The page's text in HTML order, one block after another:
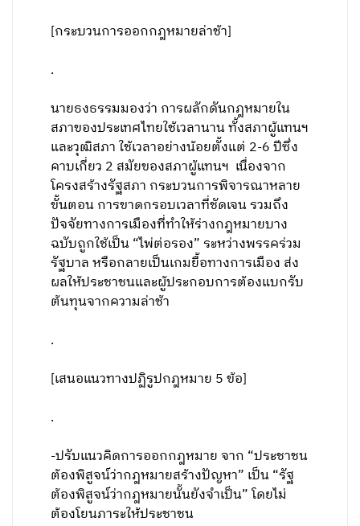
[กระบวนการออกกฎหมายล่าช้า]
.
นายธงธรรมมองว่า การผลักดันกฎหมายใน
สภาของประเทศไทยใช้เวลานาน ทั้งสภาผู้แทนฯ
และวุฒิสภา ใช้เวลาอย่างน้อยตั้งแต่ 2-6 ปีซึ่ง
คาบเกี่ยว 2 สมัยของสภาผู้แทนฯ เนื่องจาก
โครงสร้างรัฐสภา กระบวนการพิจารณาหลาย
ขั้นตอน การขาดกรอบเวลาที่ชัดเจน รวมถึง
ปัจจัยทางการเมืองที่ทำให้ร่างกฎหมายบาง
ฉบับถูกใช้เป็น “ไพ่ต่อรอง” ระหว่างพรรคร่วม
รัฐบาล หรือกลายเป็นเกมยื้อทางการเมือง ส่ง
ผลให้ประชาชนและผู้ประกอบการต้องแบกรับ
ต้นทุนจากความล่าช้า
.
[เสนอแนวทางปฏิรูปกฎหมาย 5 ข้อ]
.
-ปรับแนวคิดการออกกฎหมาย จาก “ประชาชน
ต้องพิสูจน์ว่ากฎหมายสร้างปัญหา” เป็น “รัฐ
ต้องพิสูจน์ว่ากฎหมายนั้นยังจำเป็น” โดยไม่
ต้องโยนภาระให้ประชาชน